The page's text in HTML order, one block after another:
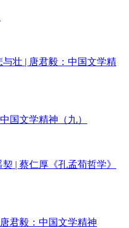
壮 | 唐君毅：中国文学精
国文学精神（九）
| 蔡仁厚《孔孟荀哲学》
君毅：中国文学精神